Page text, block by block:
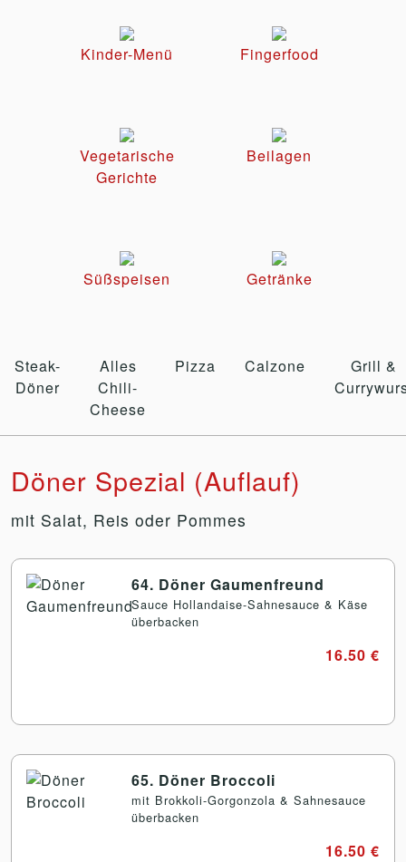
Kinder-Menü Fingerfood
Vegetarische
Gerichte
Beilagen
Süßspeisen Getränke
Steak-
Döner
Alles
Chili-
Cheese
Pizza Calzone
Grill &
Döner Spezial (Auflauf)
mit Salat, Reis oder Pommes
64. Döner Gaumenfreund
Sauce Hollandaise-Sahnesauce & Käse
überbacken
16.50 €
65. Döner Broccoli
mit Brokkoli-Gorgonzola & Sahnesauce
überbacken
16.50 €